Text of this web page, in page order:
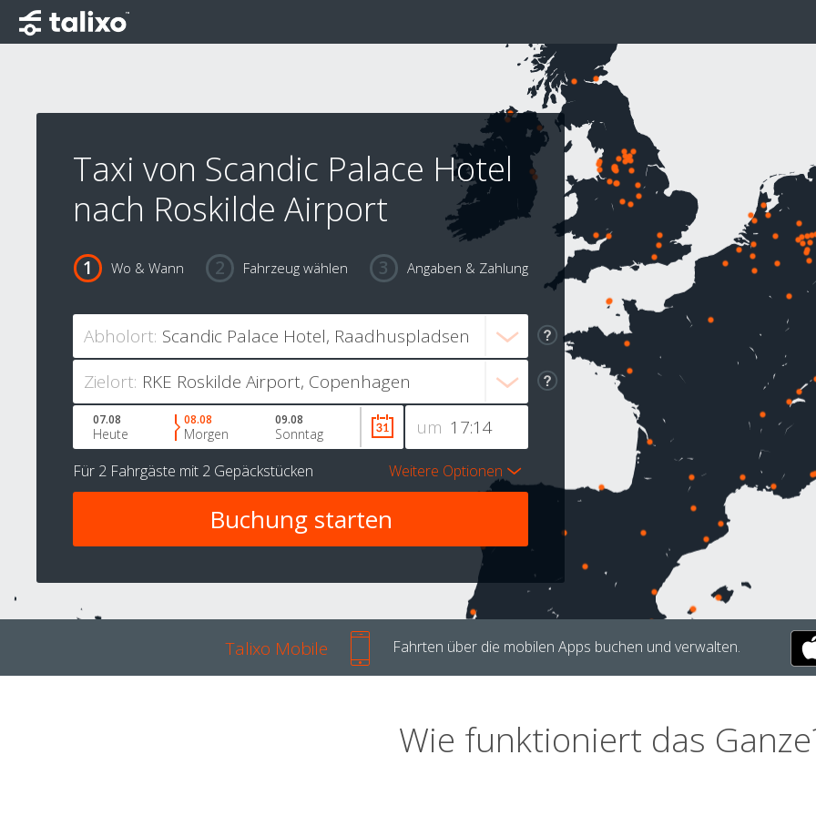
Taxi von Scandic Palace Hotel
nach Roskilde Airport
Wo & Wann Fahrzeug wählen Angaben & Zahlung
Abholort:
Zielort:
um
07.08
Heute
08.08
Morgen
09.08
Sonntag
Für 2 Fahrgäste mit 2 Gepäckstücken Weitere Optionen
Talixo Mobile Fahrten über die mobilen Apps buchen und verwalten.
Wie funktioniert das